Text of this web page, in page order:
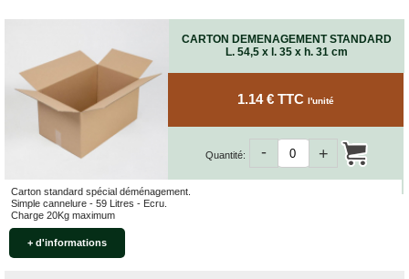
Étirables
ondulés,
Papiers
kraft,
Macules
COUVERTURES
Couvertures
Classiques
Couvertures
Déménagement
Tissées
CARTON DEMENAGEMENT STANDARD
L. 54,5 x l. 35 x h. 31 cm
Carton standard spécial déménagement.
Simple cannelure - 59 Litres - Ecru.
Charge 20Kg maximum
+ d'informations
1.14 € TTC l'unité
Quantité: +
-